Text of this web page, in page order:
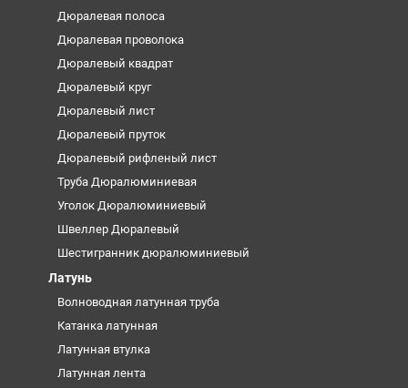
Дюралевая полоса
Дюралевая проволока
Дюралевый квадрат
Дюралевый круг
Дюралевый лист
Дюралевый пруток
Дюралевый рифленый лист
Труба Дюралюминиевая
Уголок Дюралюминиевый
Швеллер Дюралевый
Шестигранник дюралюминиевый
Латунь
Волноводная латунная труба
Катанка латунная
Латунная втулка
Латунная лента